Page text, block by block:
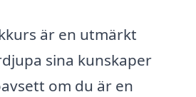
är en utmärkt
sina kunskaper
om du är en